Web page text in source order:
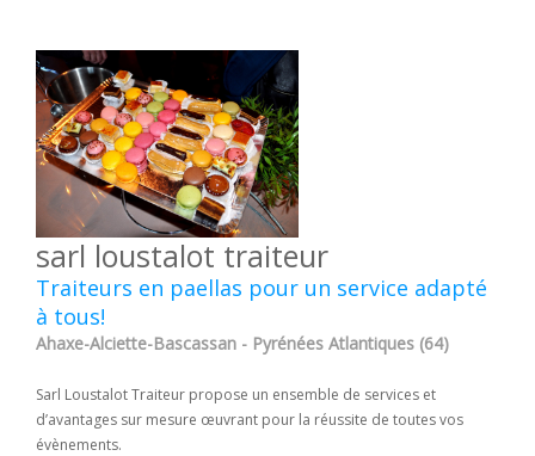
sarl loustalot traiteur
Traiteurs en paellas pour un service adapté
à tous!
Ahaxe-Alciette-Bascassan - Pyrénées Atlantiques (64)
Sarl Loustalot Traiteur propose un ensemble de services et
d’avantages sur mesure œuvrant pour la réussite de toutes vos
évènements.